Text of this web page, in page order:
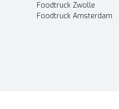
Foodtruck Zwolle
Foodtruck Amsterdam